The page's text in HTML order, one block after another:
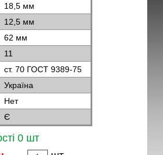
18,5 мм
12,5 мм
62 мм
11
ст. 70 ГОСТ 9389-75
Україна
Нет
Є
0 шт